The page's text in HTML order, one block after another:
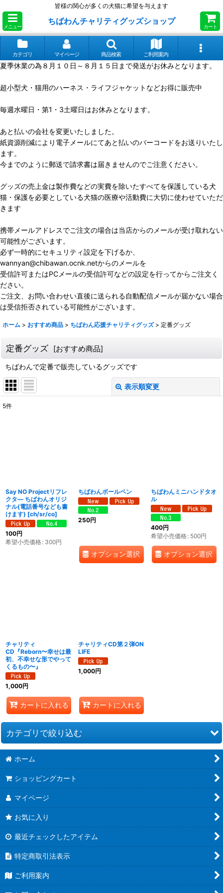
皆様の関心が多くの犬猫に希望を与えます
メニュー
ちばわんチャリティグッズショップ
カート
カテゴリ マイページ 商品検索 ご利用案内
夏季休業の為８月１０日～８月１５日まで発送がお休みとなります。
超小型犬・猫用のハーネス・ライフジャケットなどお得に販売中
毎週水曜日・第1・3土曜日はお休みとなります。
あと払いの会社を変更いたしました。
紙資源削減により電子メールにてあと払いのバーコードをお送りいたし
ます。
今までのように郵送で請求書は届きませんのでご注意ください。
グッズの売上金は製作費などの実費を除いたすべてを保護している犬
猫・保護を必要としている犬猫の医療や活動費に大切に使わせていただ
きます
携帯メールアドレスでご注文の場合は当店からのメールが受け取れない
可能性がございます。
必ず一時的にセキュリティ設定を下げるか、
wannyan@chibawan.ocnk.netからのメールを
受信許可またはPCメールの受信許可などの設定を行ってからご注文く
ださい。
ご注文、お問い合わせい直後に送られる自動配信メールが届かない場合
は受信拒否されている可能性がございます。
ホーム > おすすめ商品 > ちばわん応援チャリティグッズ > 定番グッズ
定番グッズ [おすすめ商品]
ちばわんで定番で販売しているグッズです
表示順変更
5件
Say NO Projectリフレ
クタ― ちばわんオリジ
ナル(電話番号なども書
けます) [ch/sr/co]
100円
希望小売価格: 300円
ちばわんボールペン
250円
オプション選択
ちばわんミニハンドタオ
ル
400円
希望小売価格: 500円
オプション選択
チャリティ
CD『Reborn〜幸せは最
初、不幸せな形でやって
くるもの〜』
1,000円
カートに入れる
チャリティCD第２弾ON
LIFE
1,000円
カートに入れる
カテゴリで絞り込む
ちばわん応援チャリティグッズ (全商品)
定番グッズ
20周年限定グッズ
ホーム
ショッピングカート
マイページ
お気に入り
最近チェックしたアイテム
特定商取引法表示
ご利用案内